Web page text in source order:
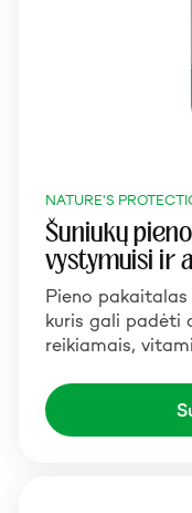
NATURE'S
Šuniukų
vystymuisi ir
Pieno
kuris gali padėti
reikiamais,